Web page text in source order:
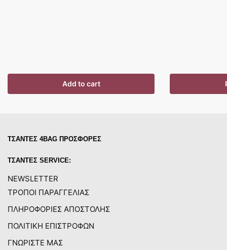
Add to cart
ΤΣΑΝΤΕΣ 4BAG ΠΡΟΣΦΟΡΕΣ
ΤΣΑΝΤΕΣ SERVICE:
NEWSLETTER
ΤΡΟΠΟΙ ΠΑΡΑΓΓΕΛΙΑΣ
ΠΛΗΡΟΦΟΡΙΕΣ ΑΠΟΣΤΟΛΗΣ
ΠΟΛΙΤΙΚΗ ΕΠΙΣΤΡΟΦΩΝ
ΓΝΩΡΙΣΤΕ ΜΑΣ